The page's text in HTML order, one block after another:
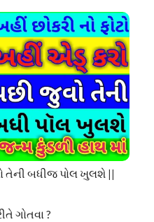
તેની બધીજ પોલ ખુલશે ||
ગોતવા ?